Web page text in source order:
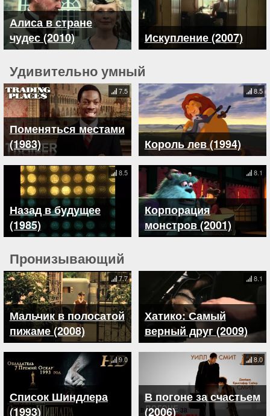
Алиса в стране
чудес (2010)
Искупление (2007)
Удивительно умный
Поменяться местами
(1983)
7.5
Король лев (1994)
8.5
Назад в будущее
(1985)
8.5
Корпорация
монстров (2001)
8.1
Пронизывающий
Мальчик в полосатой
пижаме (2008)
7.7
Хатико: Самый
верный друг (2009)
8.1
Список Шиндлера
(1993)
9.0
В погоне за счастьем
(2006)
8.0